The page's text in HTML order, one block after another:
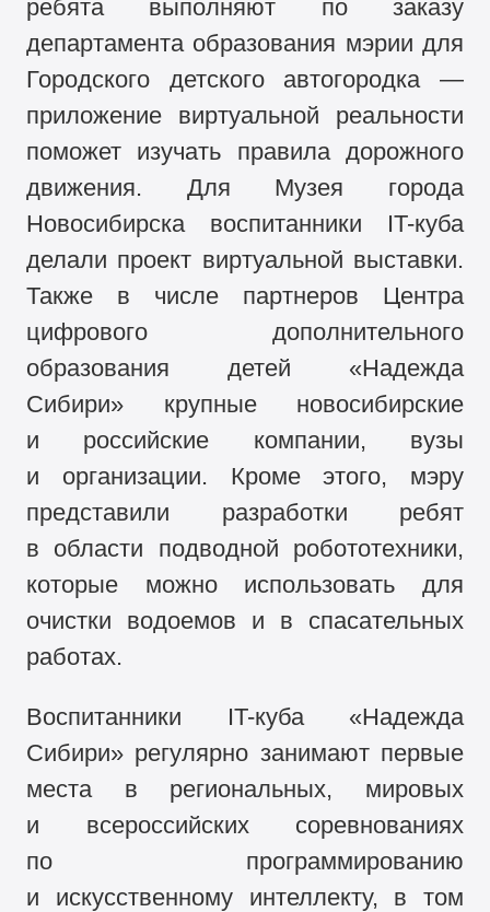
ребята выполняют по заказу
департамента образования мэрии для
Городского детского автогородка —
приложение виртуальной реальности
поможет изучать правила дорожного
движения. Для Музея города
Новосибирска воспитанники IT-куба
делали проект виртуальной выставки.
Также в числе партнеров Центра
цифрового дополнительного
образования детей «Надежда
Сибири» крупные новосибирские
и российские компании, вузы
и организации. Кроме этого, мэру
представили разработки ребят
в области подводной робототехники,
которые можно использовать для
очистки водоемов и в спасательных
работах.
Воспитанники IT-куба «Надежда
Сибири» регулярно занимают первые
места в региональных, мировых
и всероссийских соревнованиях
по программированию
и искусственному интеллекту, в том